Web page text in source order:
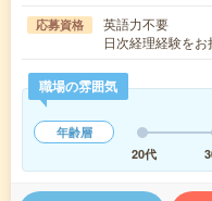
応募資格
英語力不要
日次経理経験をお
職場の雰囲気
年齢層
20代